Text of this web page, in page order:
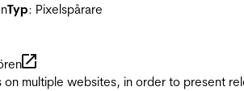
Typ: Pixelspårare
on multiple websites, in order to present